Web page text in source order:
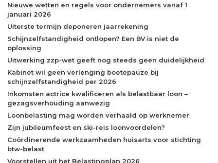
Nieuwe wetten en regels voor ondernemers vanaf 1
januari 2026
Uiterste termijn deponeren jaarrekening
Schijnzelfstandigheid ontlopen? Een BV is niet de
oplossing
Uitwerking zzp-wet geeft nog steeds geen duidelijkheid
Kabinet wil geen verlenging boetepauze bij
schijnzelfstandigheid per 2026
Inkomsten actrice kwalificeren als belastbaar loon –
gezagsverhouding aanwezig
Loonbelasting mag worden verhaald op werknemer
Zijn jubileumfeest en ski-reis loonvoordelen?
Coördinerende werkzaamheden huisarts voor stichting
btw-belast
Voorstellen uit het Belastingplan 2026